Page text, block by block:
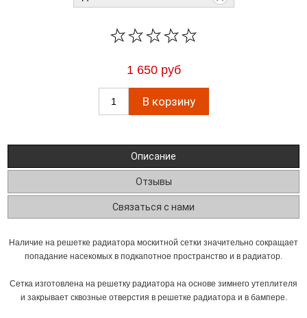
1 650 руб
Описание
Отзывы
Связаться с нами
Наличие на решетке радиатора москитной сетки значительно сокращает
попадание насекомых в подкапотное пространство и в радиатор.
Сетка изготовлена на решетку радиатора на основе зимнего утеплителя
и закрывает сквозные отверстия в решетке радиатора и в бампере.